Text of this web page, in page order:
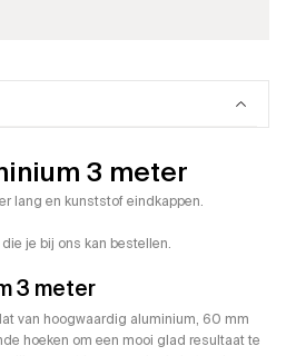
3 meter
lang en kunststof eindkappen.
je bij ons kan bestellen.
3 meter
van hoogwaardig aluminium, 60 mm
hoeken om een mooi glad resultaat te